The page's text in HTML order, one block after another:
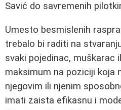
Savić do savremenih
Umesto besmislenih
trebalo bi raditi na
svaki pojedinac, muškarac
maksimum na poziciji koja
njegovim ili njenim
imati zaista efikasnu i